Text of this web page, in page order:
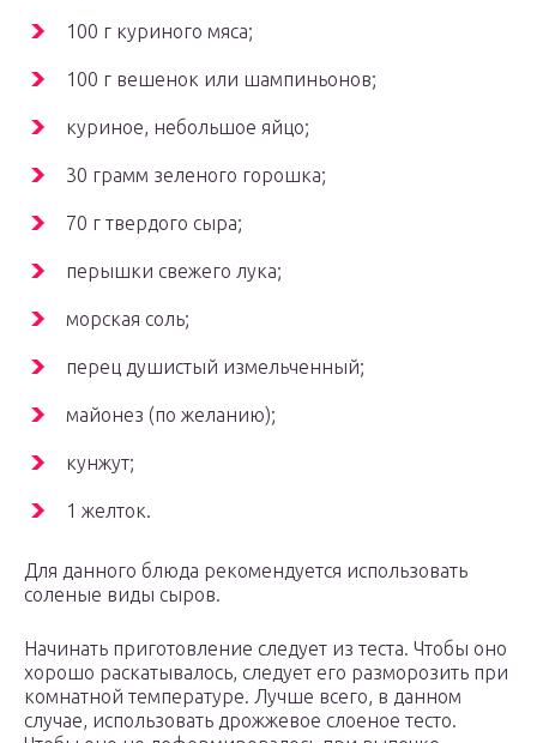
100 г куриного мяса;
100 г вешенок или шампиньонов;
куриное, небольшое яйцо;
30 грамм зеленого горошка;
70 г твердого сыра;
перышки свежего лука;
морская соль;
перец душистый измельченный;
майонез (по желанию);
кунжут;
1 желток.
Для данного блюда рекомендуется использовать
соленые виды сыров.
Начинать приготовление следует из теста. Чтобы оно
хорошо раскатывалось, следует его разморозить при
комнатной температуре. Лучше всего, в данном
случае, использовать дрожжевое слоеное тесто.